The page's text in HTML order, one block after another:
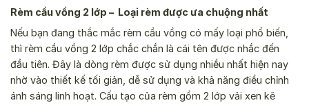
Rèm cầu vồng 2 lớp – Loại rèm được ưa chuộng nhất
Nếu bạn đang thắc mắc rèm cầu vồng có mấy loại phổ biến,
thì rèm cầu vồng 2 lớp chắc chắn là cái tên được nhắc đến
đầu tiên. Đây là dòng rèm được sử dụng nhiều nhất hiện nay
nhờ vào thiết kế tối giản, dễ sử dụng và khả năng điều chỉnh
ánh sáng linh hoạt. Cấu tạo của rèm gồm 2 lớp vải xen kẽ